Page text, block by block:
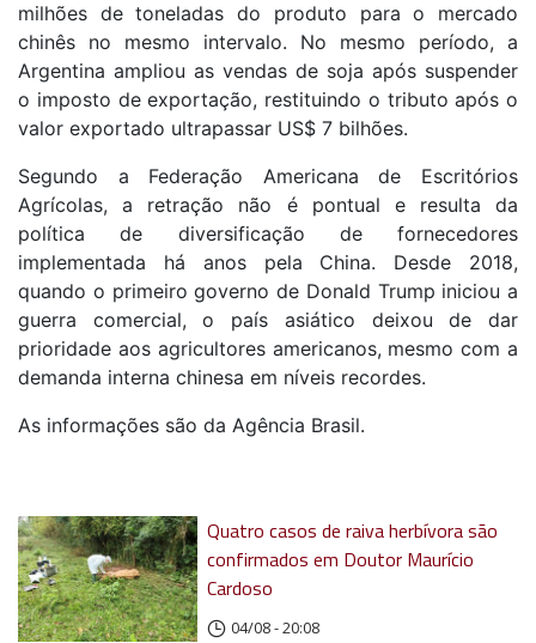
milhões de toneladas do produto para o mercado
chinês no mesmo intervalo. No mesmo período, a
Argentina ampliou as vendas de soja após suspender
o imposto de exportação, restituindo o tributo após o
valor exportado ultrapassar US$ 7 bilhões.
Segundo a Federação Americana de Escritórios
Agrícolas, a retração não é pontual e resulta da
política de diversificação de fornecedores
implementada há anos pela China. Desde 2018,
quando o primeiro governo de Donald Trump iniciou a
guerra comercial, o país asiático deixou de dar
prioridade aos agricultores americanos, mesmo com a
demanda interna chinesa em níveis recordes.
As informações são da Agência Brasil.
Quatro casos de raiva herbívora são
confirmados em Doutor Maurício
Cardoso
04/08 - 20:08